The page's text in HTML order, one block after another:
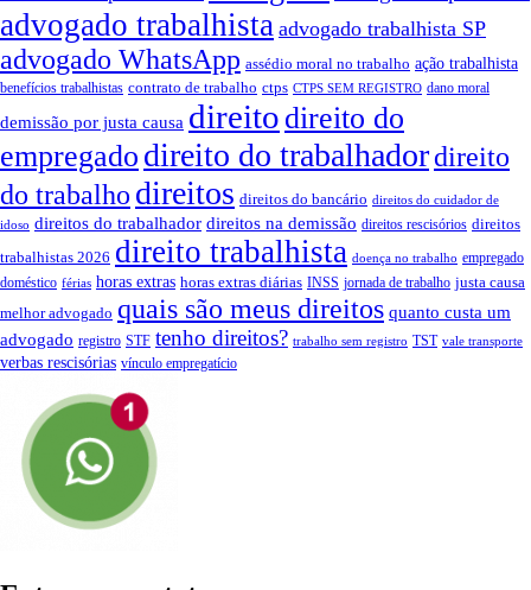
advogado trabalhista advogado trabalhista SP
advogado WhatsApp assédio moral no trabalho ação trabalhista
benefícios trabalhistas contrato de trabalho ctps CTPS SEM REGISTRO dano moral
demissão por justa causa direito direito do
empregado direito do trabalhadordireito
do trabalho direitos direitos do bancário direitos do cuidador de
idoso direitos do trabalhador direitos na demissão direitos rescisórios direitos
trabalhistas 2026 direito trabalhista doença no trabalho empregado
doméstico férias horas extras horas extras diárias INSS jornada de trabalho justa causa
melhor advogado quais são meus direitos quanto custa um
advogado registro STF tenho direitos? trabalho sem registro TST vale transporte
verbas rescisórias vínculo empregatício